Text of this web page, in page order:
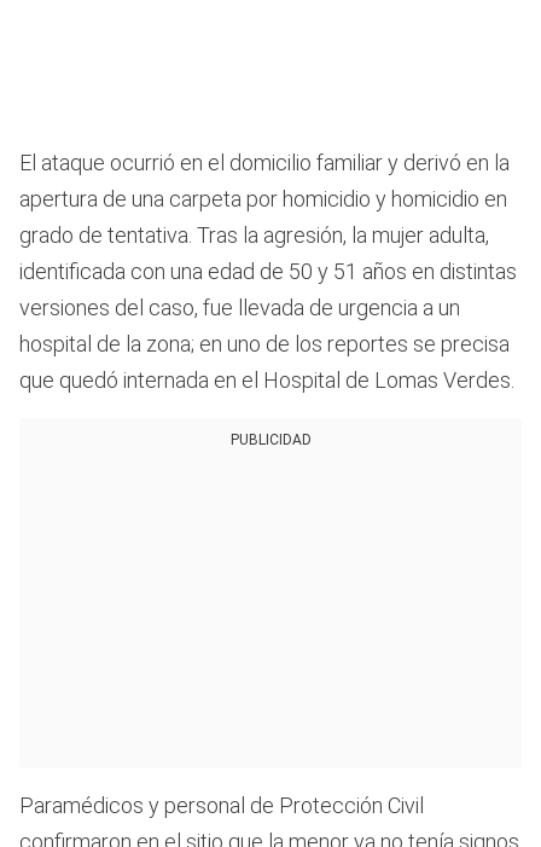
El ataque ocurrió en el domicilio familiar y derivó en la
apertura de una carpeta por homicidio y homicidio en
grado de tentativa. Tras la agresión, la mujer adulta,
identificada con una edad de 50 y 51 años en distintas
versiones del caso, fue llevada de urgencia a un
hospital de la zona; en uno de los reportes se precisa
que quedó internada en el Hospital de Lomas Verdes.
PUBLICIDAD
Paramédicos y personal de Protección Civil
confirmaron en el sitio que la menor ya no tenía signos